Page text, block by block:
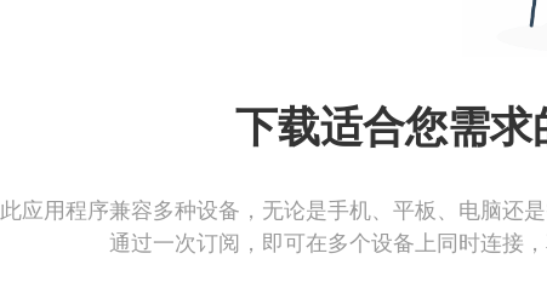
下载适合您需求
此应用程序兼容多种设备，无论是手机、平板、电脑还
通过一次订阅，即可在多个设备上同时连接，